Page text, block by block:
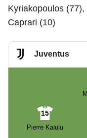
Kyriakopoulos
Caprari (10)
Juventus
15
Pierre Kalulu